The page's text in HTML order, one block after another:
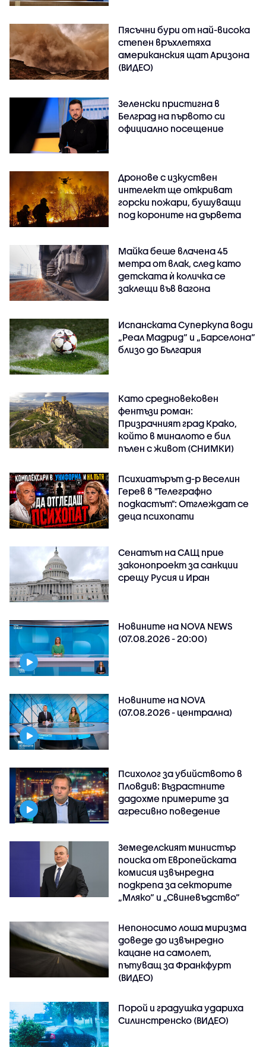
Пясъчни бури от най-висока
степен връхлетяха
американския щат Аризона
(ВИДЕО)
Зеленски пристигна в
Белград на първото си
официално посещение
Дронове с изкуствен
интелект ще откриват
горски пожари, бушуващи
под короните на дървета
Майка беше влачена 45
метра от влак, след като
детската ѝ количка се
заклещи във вагона
Испанската Суперкупа води
„Реал Мадрид“ и „Барселона“
близо до България
Като средновековен
фентъзи роман:
Призрачният град Крако,
който в миналото е бил
пълен с живот (СНИМКИ)
Психиатърът д-р Веселин
Герев в "Телеграфно
подкастът": Отглеждат се
деца психопати
Сенатът на САЩ прие
законопроект за санкции
срещу Русия и Иран
Новините на NOVA NEWS
(07.08.2026 - 20:00)
Новините на NOVA
(07.08.2026 - централна)
Психолог за убийството в
Пловдив: Възрастните
дадохме примерите за
агресивно поведение
Земеделският министър
поиска от Европейската
комисия извънредна
подкрепа за секторите
„Мляко“ и „Свиневъдство“
Непоносимо лоша миризма
доведе до извънредно
кацане на самолет,
пътуващ за Франкфурт
(ВИДЕО)
Порой и градушка удариха
Силинстренско (ВИДЕО)